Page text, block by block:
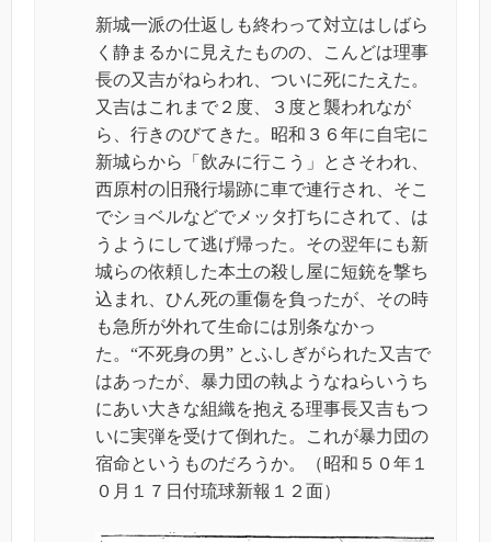
新城一派の仕返しも終わって対立はしばら
く静まるかに見えたものの、こんどは理事
長の又吉がねらわれ、ついに死にたえた。
又吉はこれまで２度、３度と襲われなが
ら、行きのびてきた。昭和３６年に自宅に
新城らから「飲みに行こう」とさそわれ、
西原村の旧飛行場跡に車で連行され、そこ
でショベルなどでメッタ打ちにされて、は
うようにして逃げ帰った。その翌年にも新
城らの依頼した本土の殺し屋に短銃を撃ち
込まれ、ひん死の重傷を負ったが、その時
も急所が外れて生命には別条なかっ
た。 “不死身の男” とふしぎがられた又吉で
はあったが、暴力団の執ようなねらいうち
にあい大きな組織を抱える理事長又吉もつ
いに実弾を受けて倒れた。これが暴力団の
宿命というものだろうか。（昭和５０年１
０月１７日付琉球新報１２面）